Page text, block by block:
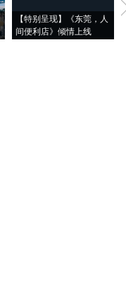
【特别呈现】《东莞，人
间便利店》倾情上线